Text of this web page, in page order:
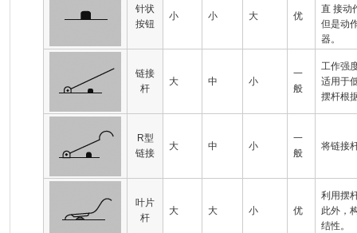
针状
按钮
小 小 大 优
直 接动
但是动
器。
链接
杆
大 中 小
一
般
工作强
适用于
摆杆根
R型
链接
大 中 小
一
般
将链接
叶片
杆
大 大 小 优
利用摆
此外，
结性。